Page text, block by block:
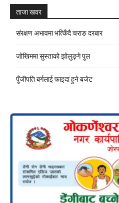
ताजा खवर
संरक्षण अभावमा भत्किँदै चराङ दरबार
जोखिममा सुस्ताको झोलुङ्गे पुल
पुँजीपति बर्गलाई फाइदा हुने बजेट